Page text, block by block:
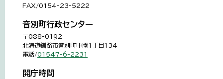
FAX/0154-23-5222
音別町行政センター
〒088-0192
北海道釧路市音別町中園1丁目134
電話/01547-6-2231
開庁時間